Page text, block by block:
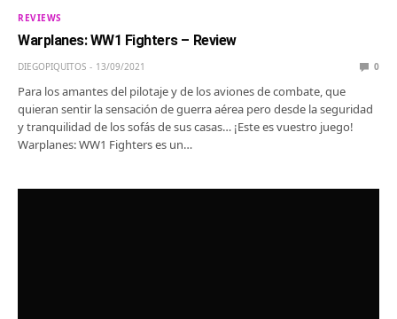
REVIEWS
Warplanes: WW1 Fighters – Review
DIEGOPIQUITOS 13/09/2021 0
Para los amantes del pilotaje y de los aviones de combate, que
quieran sentir la sensación de guerra aérea pero desde la seguridad
y tranquilidad de los sofás de sus casas… ¡Este es vuestro juego!
Warplanes: WW1 Fighters es un…